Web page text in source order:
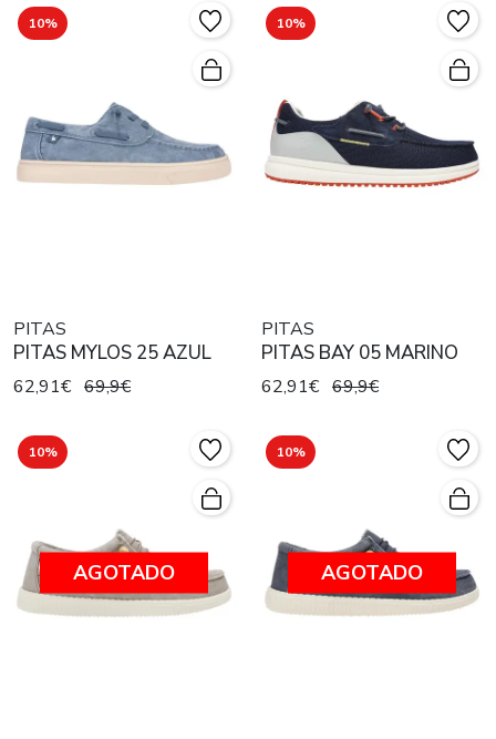
10%
PITAS
PITAS MYLOS 25 AZUL
62,91€ 69,9€
10%
PITAS
PITAS BAY 05 MARINO
62,91€ 69,9€
10%
AGOTADO
10%
AGOTADO